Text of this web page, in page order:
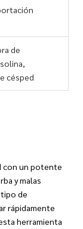
de
césped
con un potente
y malas
de
rápidamente
herramienta